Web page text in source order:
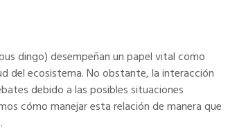
dingo) desempeñan un papel vital como
del ecosistema. No obstante, la interacción
debido a las posibles situaciones
cómo manejar esta relación de manera que